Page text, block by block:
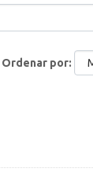
Ordenar por